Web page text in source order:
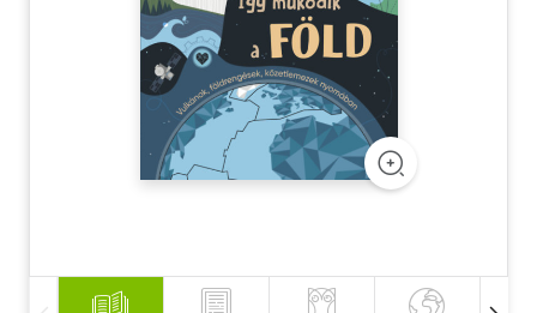
Szótár, nyelvkönyv
Tankönyv, segédkönyv
Társadalomtudomány